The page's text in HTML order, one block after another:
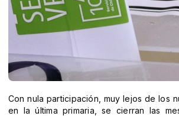
Con nula participación, muy lejos de los
en la última primaria, se cierran las